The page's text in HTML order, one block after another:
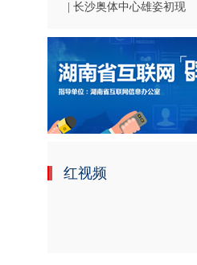
| 长沙奥体中心雄姿初现
红视频